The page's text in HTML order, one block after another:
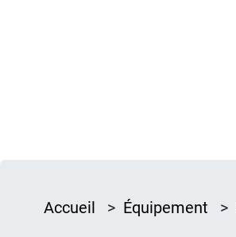
Accueil > Équipement >